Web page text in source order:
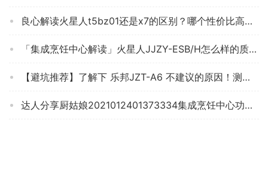
良心解读火星人t5bz01还是x7的区别？哪个性价比高、质量更好
「集成烹饪中心解读」火星人JJZY-ESB/H怎么样的质量，评测为什么这样？
【避坑推荐】了解下 乐邦JZT-A6 不建议的原因！测评买集成烹饪中心怎么样看质量！
达人分享厨姑娘2021012401373334集成烹饪中心功能评测结果，看看买家怎么样评价的